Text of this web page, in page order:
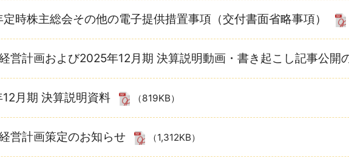
時株主総会その他の電子提供措置事項（交付書面省略事項）
営計画および2025年12月期 決算説明動画・書き起こし記事公開
月期 決算説明資料 （819KB）
営計画策定のお知らせ （1,312KB）